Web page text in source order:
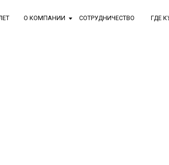
О КОМПАНИИ СОТРУДНИЧЕСТВО ГДЕ КУПИТЬ